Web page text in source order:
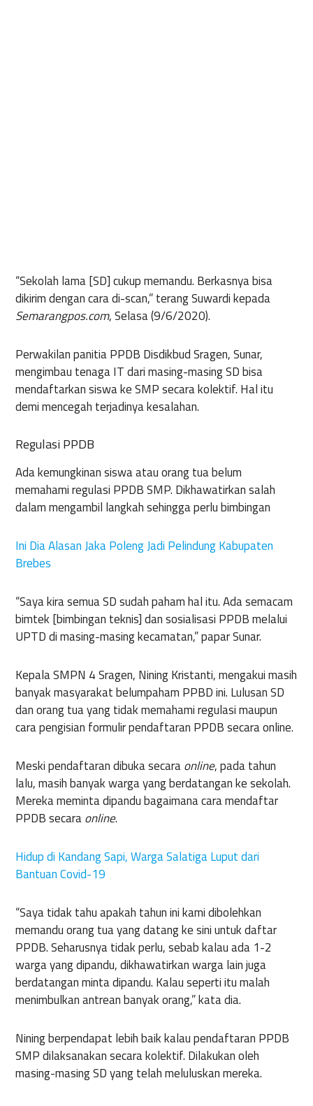
“Sekolah lama [SD] cukup memandu. Berkasnya bisa
dikirim dengan cara di-scan,” terang Suwardi kepada
Semarangpos.com, Selasa (9/6/2020).
Perwakilan panitia PPDB Disdikbud Sragen, Sunar,
mengimbau tenaga IT dari masing-masing SD bisa
mendaftarkan siswa ke SMP secara kolektif. Hal itu
demi mencegah terjadinya kesalahan.
Regulasi PPDB
Ada kemungkinan siswa atau orang tua belum
memahami regulasi PPDB SMP. Dikhawatirkan salah
dalam mengambil langkah sehingga perlu bimbingan
Ini Dia Alasan Jaka Poleng Jadi Pelindung Kabupaten
Brebes
“Saya kira semua SD sudah paham hal itu. Ada semacam
bimtek [bimbingan teknis] dan sosialisasi PPDB melalui
UPTD di masing-masing kecamatan,” papar Sunar.
Kepala SMPN 4 Sragen, Nining Kristanti, mengakui masih
banyak masyarakat belumpaham PPBD ini. Lulusan SD
dan orang tua yang tidak memahami regulasi maupun
cara pengisian formulir pendaftaran PPDB secara online.
Meski pendaftaran dibuka secaraonline, pada tahun
lalu, masih banyak warga yang berdatangan ke sekolah.
Mereka meminta dipandu bagaimana cara mendaftar
PPDB secaraonline.
Hidup di Kandang Sapi, Warga Salatiga Luput dari
Bantuan Covid-19
“Saya tidak tahu apakah tahun ini kami dibolehkan
memandu orang tua yang datang ke sini untuk daftar
PPDB. Seharusnya tidak perlu, sebab kalau ada 1-2
warga yang dipandu, dikhawatirkan warga lain juga
berdatangan minta dipandu. Kalau seperti itu malah
menimbulkan antrean banyak orang,” kata dia.
Nining berpendapat lebih baik kalau pendaftaran PPDB
SMP dilaksanakan secara kolektif. Dilakukan oleh
masing-masing SD yang telah meluluskan mereka.